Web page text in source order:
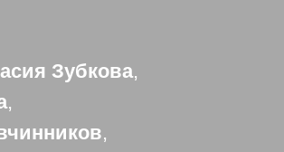
Зубкова,
,
,